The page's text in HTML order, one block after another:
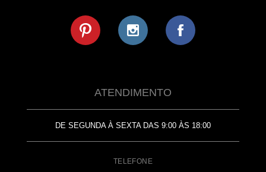
ATENDIMENTO
DE SEGUNDA À SEXTA DAS 9:00 ÀS 18:00
TELEFONE